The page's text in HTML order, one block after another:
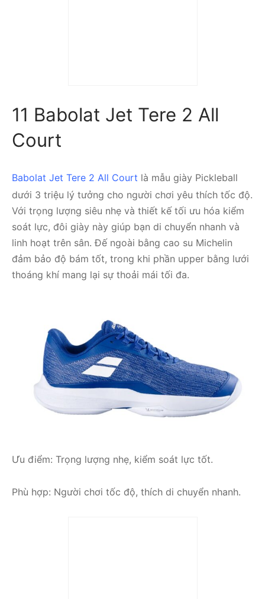
1.430.000₫ 750.000₫
11 Babolat Jet Tere 2 All
Court
Babolat Jet Tere 2 All Court là mẫu giày Pickleball
dưới 3 triệu lý tưởng cho người chơi yêu thích tốc độ.
Với trọng lượng siêu nhẹ và thiết kế tối ưu hóa kiểm
soát lực, đôi giày này giúp bạn di chuyển nhanh và
linh hoạt trên sân. Đế ngoài bằng cao su Michelin
đảm bảo độ bám tốt, trong khi phần upper bằng lưới
thoáng khí mang lại sự thoải mái tối đa.
Ưu điểm: Trọng lượng nhẹ, kiểm soát lực tốt.
Phù hợp: Người chơi tốc độ, thích di chuyển nhanh.